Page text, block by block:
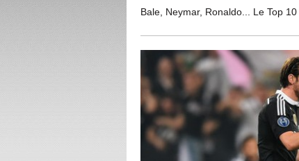
Bale, Neymar, Ronaldo... Le Top